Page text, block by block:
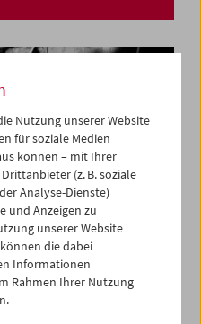
Nutzung unserer Website
für soziale Medien
können – mit Ihrer
(z. B. soziale
Analyse-Dienste)
und Anzeigen zu
unserer Website
die dabei
Informationen
Rahmen Ihrer Nutzung